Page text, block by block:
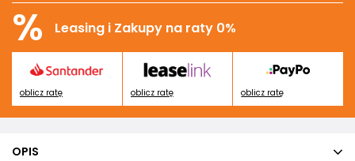
% Leasing i Zakupy na raty 0%
oblicz ratę oblicz ratę oblicz ratę
OPIS